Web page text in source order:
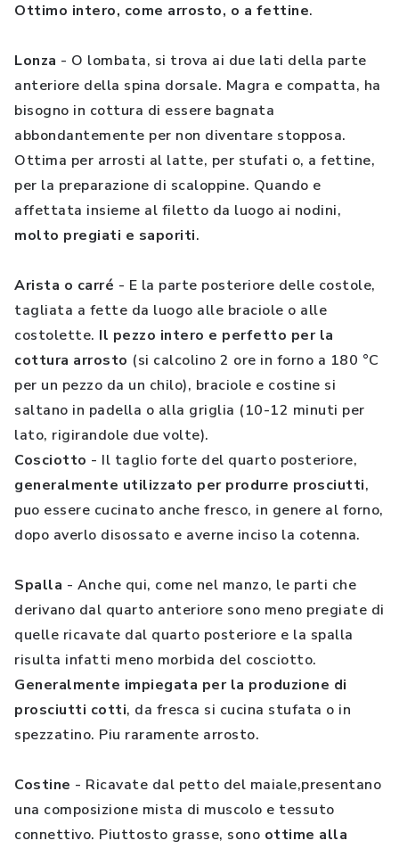
Ottimo intero, come arrosto, o a fettine.
Lonza - O lombata, si trova ai due lati della parte
anteriore della spina dorsale. Magra e compatta, ha
bisogno in cottura di essere bagnata
abbondantemente per non diventare stopposa.
Ottima per arrosti al latte, per stufati o, a fettine,
per la preparazione di scaloppine. Quando e
affettata insieme al filetto da luogo ai nodini,
molto pregiati e saporiti.
Arista o carré - E la parte posteriore delle costole,
tagliata a fette da luogo alle braciole o alle
costolette. Il pezzo intero e perfetto per la
cottura arrosto (si calcolino 2 ore in forno a 180 °C
per un pezzo da un chilo), braciole e costine si
saltano in padella o alla griglia (10-12 minuti per
lato, rigirandole due volte).
Cosciotto - Il taglio forte del quarto posteriore,
generalmente utilizzato per produrre prosciutti,
puo essere cucinato anche fresco, in genere al forno,
dopo averlo disossato e averne inciso la cotenna.
Spalla - Anche qui, come nel manzo, le parti che
derivano dal quarto anteriore sono meno pregiate di
quelle ricavate dal quarto posteriore e la spalla
risulta infatti meno morbida del cosciotto.
Generalmente impiegata per la produzione di
prosciutti cotti, da fresca si cucina stufata o in
spezzatino. Piu raramente arrosto.
Costine - Ricavate dal petto del maiale,presentano
una composizione mista di muscolo e tessuto
connettivo. Piuttosto grasse, sono ottime alla